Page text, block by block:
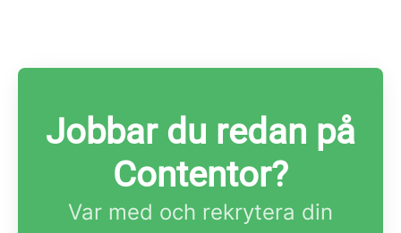
Jobbar du redan på
Contentor?
Var med och rekrytera din